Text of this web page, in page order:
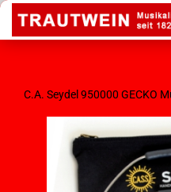
C.A. Seydel 950000 GECKO